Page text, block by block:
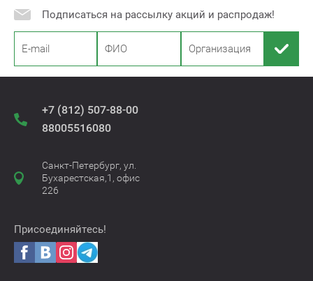
Подписаться на рассылку акций и распродаж!
+7 (812) 507-88-00
88005516080
Санкт-Петербург, ул.
Бухарестская,1, офис
226
Присоединяйтесь!